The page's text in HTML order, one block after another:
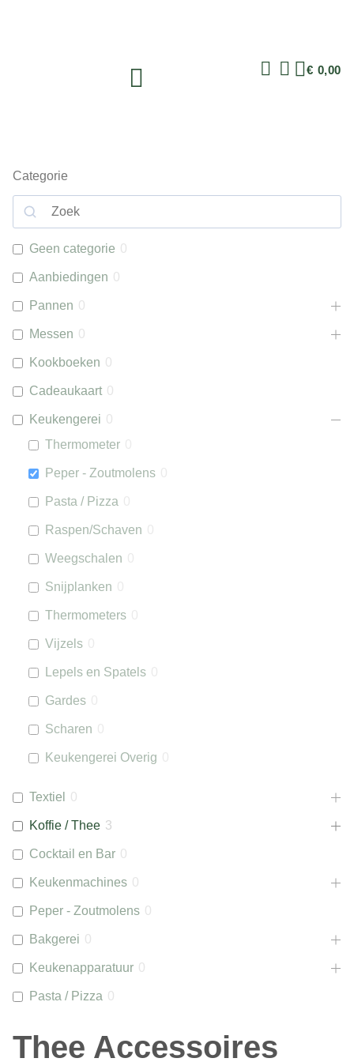
€ 0,00
Categorie
Geen categorie 0
Aanbiedingen 0
Pannen 0
Messen 0
Kookboeken 0
Cadeaukaart 0
Keukengerei 0
Thermometer
Peper - Zoutmolens
Pasta / Pizza
Raspen/Schaven
Weegschalen
Snijplanken
Thermometers
Vijzels
Lepels en Spatels
Gardes
Scharen
Keukengerei Overig
Textiel 0
Koffie / Thee 3
Cocktail en Bar 0
Keukenmachines 0
Peper - Zoutmolens 0
Bakgerei 0
Keukenapparatuur 0
Pasta / Pizza 0
Thee Accessoires